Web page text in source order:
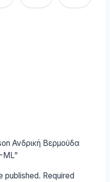
Ανδρική Βερμούδα
ML”
published. Required